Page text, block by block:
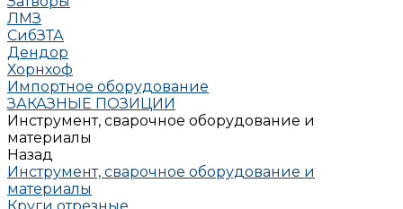
ЛМЗ
СибЗТА
Дендор
Хорнхоф
Импортное оборудование
ЗАКАЗНЫЕ ПОЗИЦИИ
Инструмент, сварочное оборудование и
материалы
Назад
Инструмент, сварочное оборудование и
материалы